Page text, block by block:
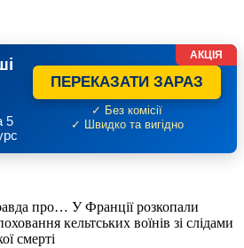
5
ПЕРЕКАЗАТИ ЗАРАЗ
✓ Без комісії
✓ Швидко та вигідно
АКЦІЯ
про… У Франції розкопали
кельтських воїнів зі слідами
смерті